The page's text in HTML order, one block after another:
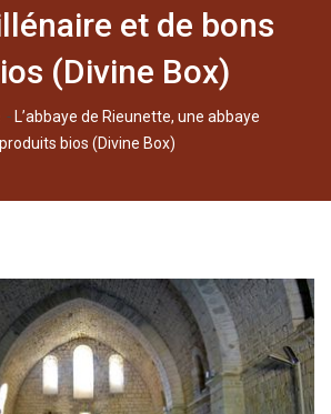
et de bons
(Divine Box)
- L’abbaye de Rieunette, une abbaye
bios (Divine Box)